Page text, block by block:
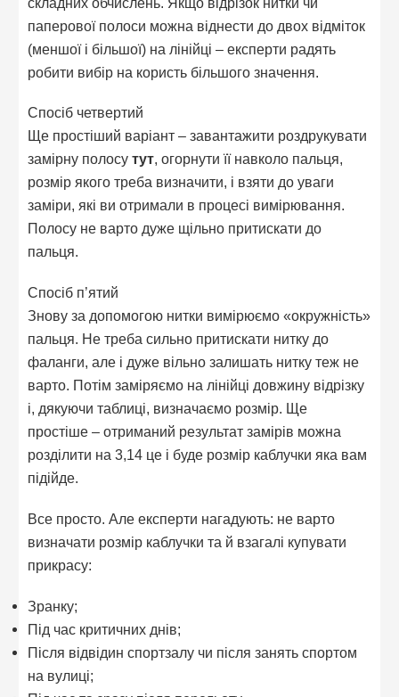
паперової полоси можна віднести до двох відміток
(меншої і більшої) на лінійці – експерти радять
робити вибір на користь більшого значення.
Спосіб четвертий
Ще простіший варіант – завантажити роздрукувати
замірну полосутут, огорнути її навколо пальця,
розмір якого треба визначити, і взяти до уваги
заміри, які ви отримали в процесі вимірювання.
Полосу не варто дуже щільно притискати до
пальця.
Спосіб п’ятий
Знову за допомогою нитки вимірюємо «окружність»
пальця. Не треба сильно притискати нитку до
фаланги, але і дуже вільно залишать нитку теж не
варто. Потім заміряємо на лінійці довжину відрізку
і, дякуючи таблиці, визначаємо розмір. Ще
простіше – отриманий результат замірів можна
розділити на 3,14 це і буде розмір каблучки яка вам
підійде.
Все просто. Але експерти нагадують: не варто
визначати розмір каблучки та й взагалі купувати
прикрасу:
Зранку;
Під час критичних днів;
Після відвідин спортзалу чи після занять спортом
на вулиці;